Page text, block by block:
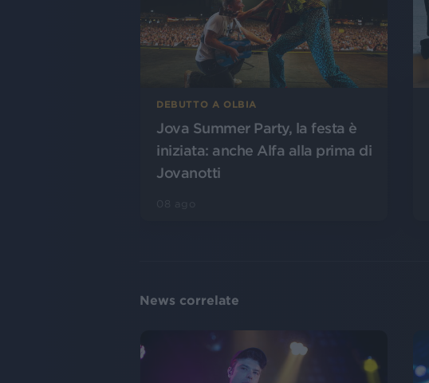
DEBUTTO A OLBIA
Jova Summer Party, la festa è
iniziata: anche Alfa alla prima di
Jovanotti
News correlate